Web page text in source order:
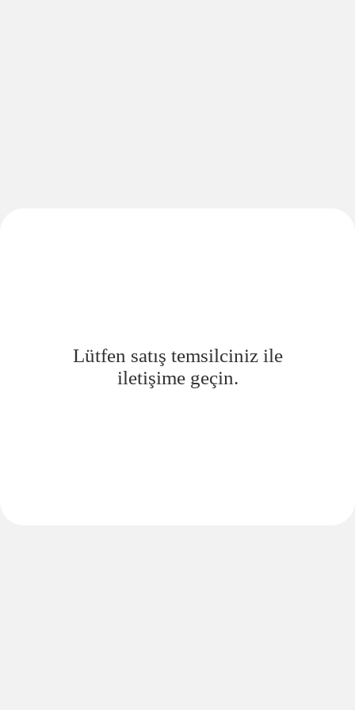
Lütfen satış temsilciniz ile
iletişime geçin.